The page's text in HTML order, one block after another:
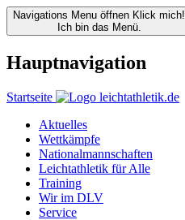
Navigations Menu öffnen Klick mich!
Ich bin das Menü.
Hauptnavigation
Startseite
Aktuelles
Wettkämpfe
Nationalmannschaften
Leichtathletik für Alle
Training
Wir im DLV
Service